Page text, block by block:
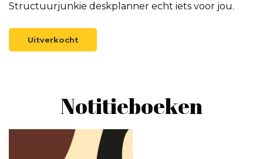
Structuurjunkie deskplanner echt iets voor jou.
Uitverkocht
Notitieboeken